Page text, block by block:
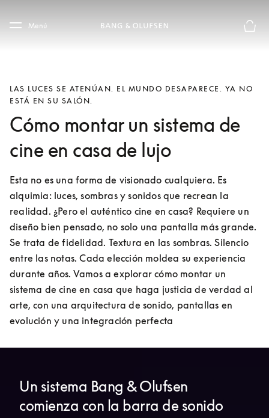
Skip to main footer
Menú
LAS LUCES SE ATENÚAN. EL MUNDO DESAPARECE. YA NO
ESTÁ EN SU SALÓN.
Cómo montar un sistema de
cine en casa de lujo
Esta no es una forma de visionado cualquiera. Es
alquimia: luces, sombras y sonidos que recrean la
realidad. ¿Pero el auténtico cine en casa? Requiere un
diseño bien pensado, no solo una pantalla más grande.
Se trata de fidelidad. Textura en las sombras. Silencio
entre las notas. Cada elección moldea su experiencia
durante años. Vamos a explorar cómo montar un
sistema de cine en casa que haga justicia de verdad al
arte, con una arquitectura de sonido, pantallas en
evolución y una integración perfecta
Un sistema Bang & Olufsen
comienza con la barra de sonido